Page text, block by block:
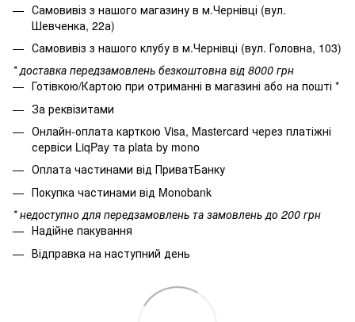
Самовивіз з нашого магазину в м.Чернівці (вул.
Шевченка, 22а)
Самовивіз з нашого клубу в м.Чернівці (вул. Головна, 103)
* доставка передзамовлень безкоштовна від 8000 грн
Готівкою/Картою при отриманні в магазині або на пошті *
За реквізитами
Онлайн-оплата карткою Visa, Mastercard через платіжні
сервіси LiqPay та plata by mono
Оплата частинами від ПриватБанку
Покупка частинами від Monobank
* недоступно для передзамовлень та замовлень до 200 грн
Надійне пакування
Відправка на наступний день